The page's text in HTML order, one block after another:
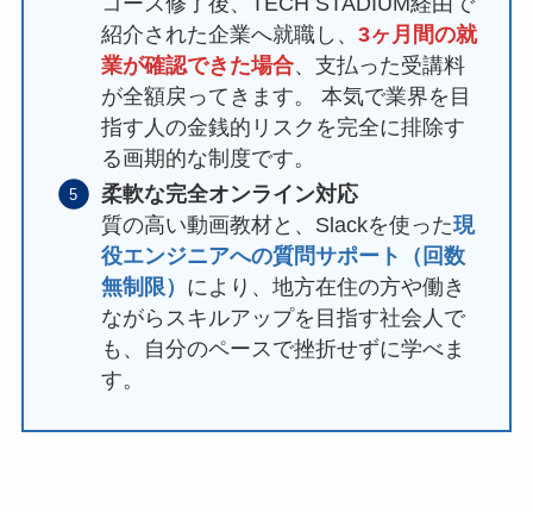
紹介された企業へ就職し、3ヶ月間の就
業が確認できた場合、支払った受講料
が全額戻ってきます。 本気で業界を目
指す人の金銭的リスクを完全に排除す
る画期的な制度です。
柔軟な完全オンライン対応
質の高い動画教材と、Slackを使った現
役エンジニアへの質問サポート（回数
無制限） により、地方在住の方や働き
ながらスキルアップを目指す社会人で
も、自分のペースで挫折せずに学べま
す。